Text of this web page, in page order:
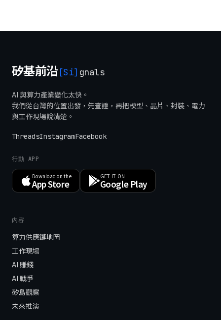
矽基前沿[Si] gnals
AI 與算力產業變化太快。
我們從台灣的位置出發，先查證，再把模型、晶片、封裝、電力
與工作現場說清楚。
ThreadsInstagramFacebook
行動 APP
Download on the
App Store
GET IT ON
Google Play
內容
算力供應鏈地圖
工作現場
AI 賺錢
AI 戰爭
矽島觀察
未來推演